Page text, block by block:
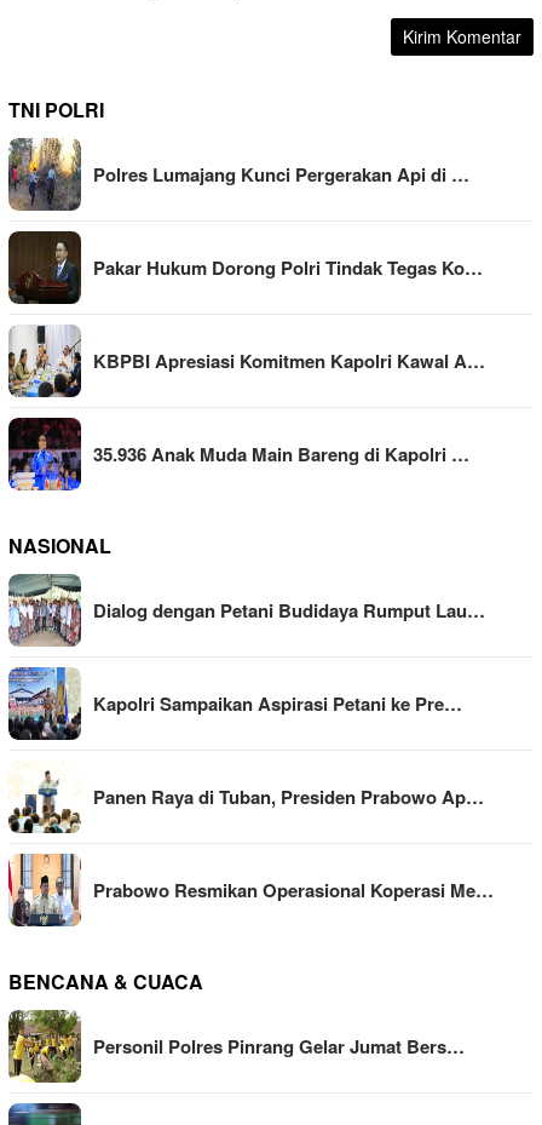
TNI POLRI
Polres Lumajang Kunci Pergerakan Api di …
Pakar Hukum Dorong Polri Tindak Tegas Ko…
KBPBI Apresiasi Komitmen Kapolri Kawal A…
35.936 Anak Muda Main Bareng di Kapolri …
NASIONAL
Dialog dengan Petani Budidaya Rumput Lau…
Kapolri Sampaikan Aspirasi Petani ke Pre…
Panen Raya di Tuban, Presiden Prabowo Ap…
Prabowo Resmikan Operasional Koperasi Me…
BENCANA & CUACA
Personil Polres Pinrang Gelar Jumat Bers…